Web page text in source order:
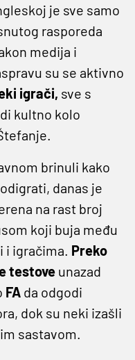
je sve samo
rasporeda
medija i
su se aktivno
igrači, sve s
kultno kolo
brinuli kako
danas je
na rast broj
koji buja među
i igračima. Preko
testove unazad
FA da odgodi
dok su neki izašli
sastavom.